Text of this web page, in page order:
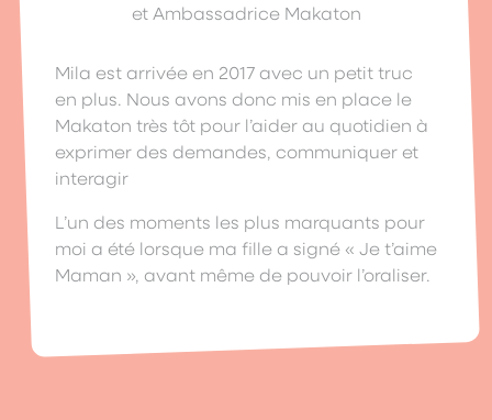
et Ambassadrice Makaton
Mila est arrivée en 2017 avec un petit truc
en plus. Nous avons donc mis en place le
Makaton très tôt pour l’aider au quotidien à
exprimer des demandes, communiquer et
interagir
L’un des moments les plus marquants pour
moi a été lorsque ma fille a signé « Je t’aime
Maman », avant même de pouvoir l’oraliser.